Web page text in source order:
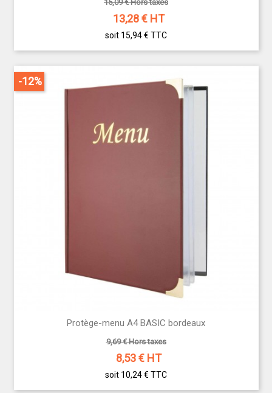
15,09 € Hors taxes
13,28€ HT
soit 15,94 € TTC
Protège-menu A4 BASIC bordeaux
9,69 € Hors taxes
8,53€ HT
soit 10,24 € TTC
-12%